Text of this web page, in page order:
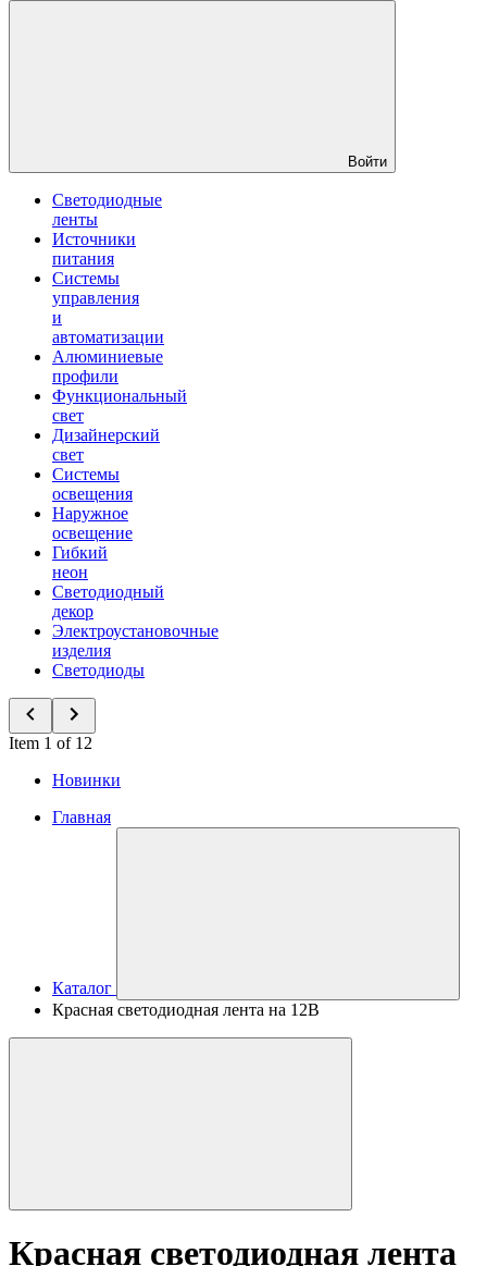
Войти
Светодиодные
ленты
Источники
питания
Системы
управления
и
автоматизации
Алюминиевые
профили
Функциональный
свет
Дизайнерский
свет
Системы
освещения
Наружное
освещение
Гибкий
неон
Светодиодный
декор
Электроустановочные
изделия
Светодиоды
Item 1 of 12
Новинки
Главная
Каталог
Красная светодиодная лента на 12В
Красная светодиодная лента